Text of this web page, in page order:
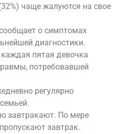
чаще жалуются на свое
о симптомах
диагностики.
пятая девочка
потребовавшей
регулярно
завтракают. По мере
завтрак.